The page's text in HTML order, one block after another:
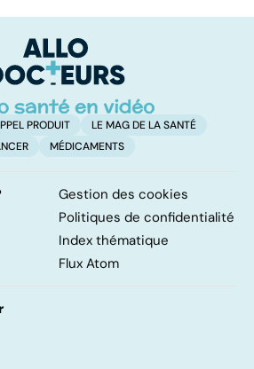
fatigue avant
PRODUIT
LE MAG DE LA SANTÉ
MÉDICAMENTS
Gestion des cookies
Politiques de confidentialité
Index thématique
Flux Atom